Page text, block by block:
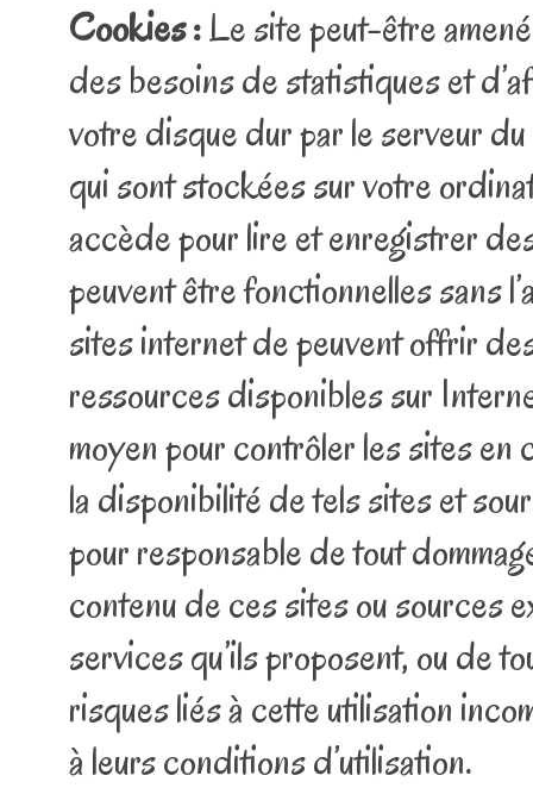
Cookies :Le site peut-être
des besoins de statistiques et
votre disque dur par le serveur
qui sont stockées sur votre
accède pour lire et enregistrer
peuvent être fonctionnelles sans
sites internet de peuvent offrir
ressources disponibles sur
moyen pour contrôler les sites
la disponibilité de tels sites et
pour responsable de tout
contenu de ces sites ou sources
services qu’ils proposent, ou de
risques liés à cette utilisation
à leurs conditions d’utilisation.